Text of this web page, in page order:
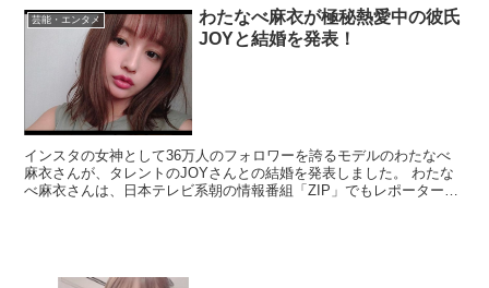
芸能・エンタメ
わたなべ麻衣が極秘熱愛中の彼氏
JOYと結婚を発表！
インスタの女神として36万人のフォロワーを誇るモデルのわたなべ
麻衣さんが、タレントのJOYさんとの結婚を発表しました。 わたな
べ麻衣さんは、日本テレビ系朝の情報番組「ZIP」でもレポーターと